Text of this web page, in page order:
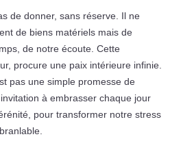
de donner, sans réserve. Il ne
de biens matériels mais de
de notre écoute. Cette
procure une paix intérieure infinie.
pas une simple promesse de
à embrasser chaque jour
pour transformer notre stress